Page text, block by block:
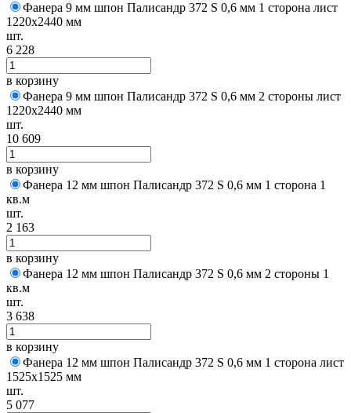
Фанера 9 мм шпон Палисандр 372 S 0,6 мм 1 сторона лист
1220х2440 мм
шт.
6 228
в корзину
Фанера 9 мм шпон Палисандр 372 S 0,6 мм 2 стороны лист
1220х2440 мм
шт.
10 609
в корзину
Фанера 12 мм шпон Палисандр 372 S 0,6 мм 1 сторона 1
кв.м
шт.
2 163
в корзину
Фанера 12 мм шпон Палисандр 372 S 0,6 мм 2 стороны 1
кв.м
шт.
3 638
в корзину
Фанера 12 мм шпон Палисандр 372 S 0,6 мм 1 сторона лист
1525х1525 мм
шт.
5 077